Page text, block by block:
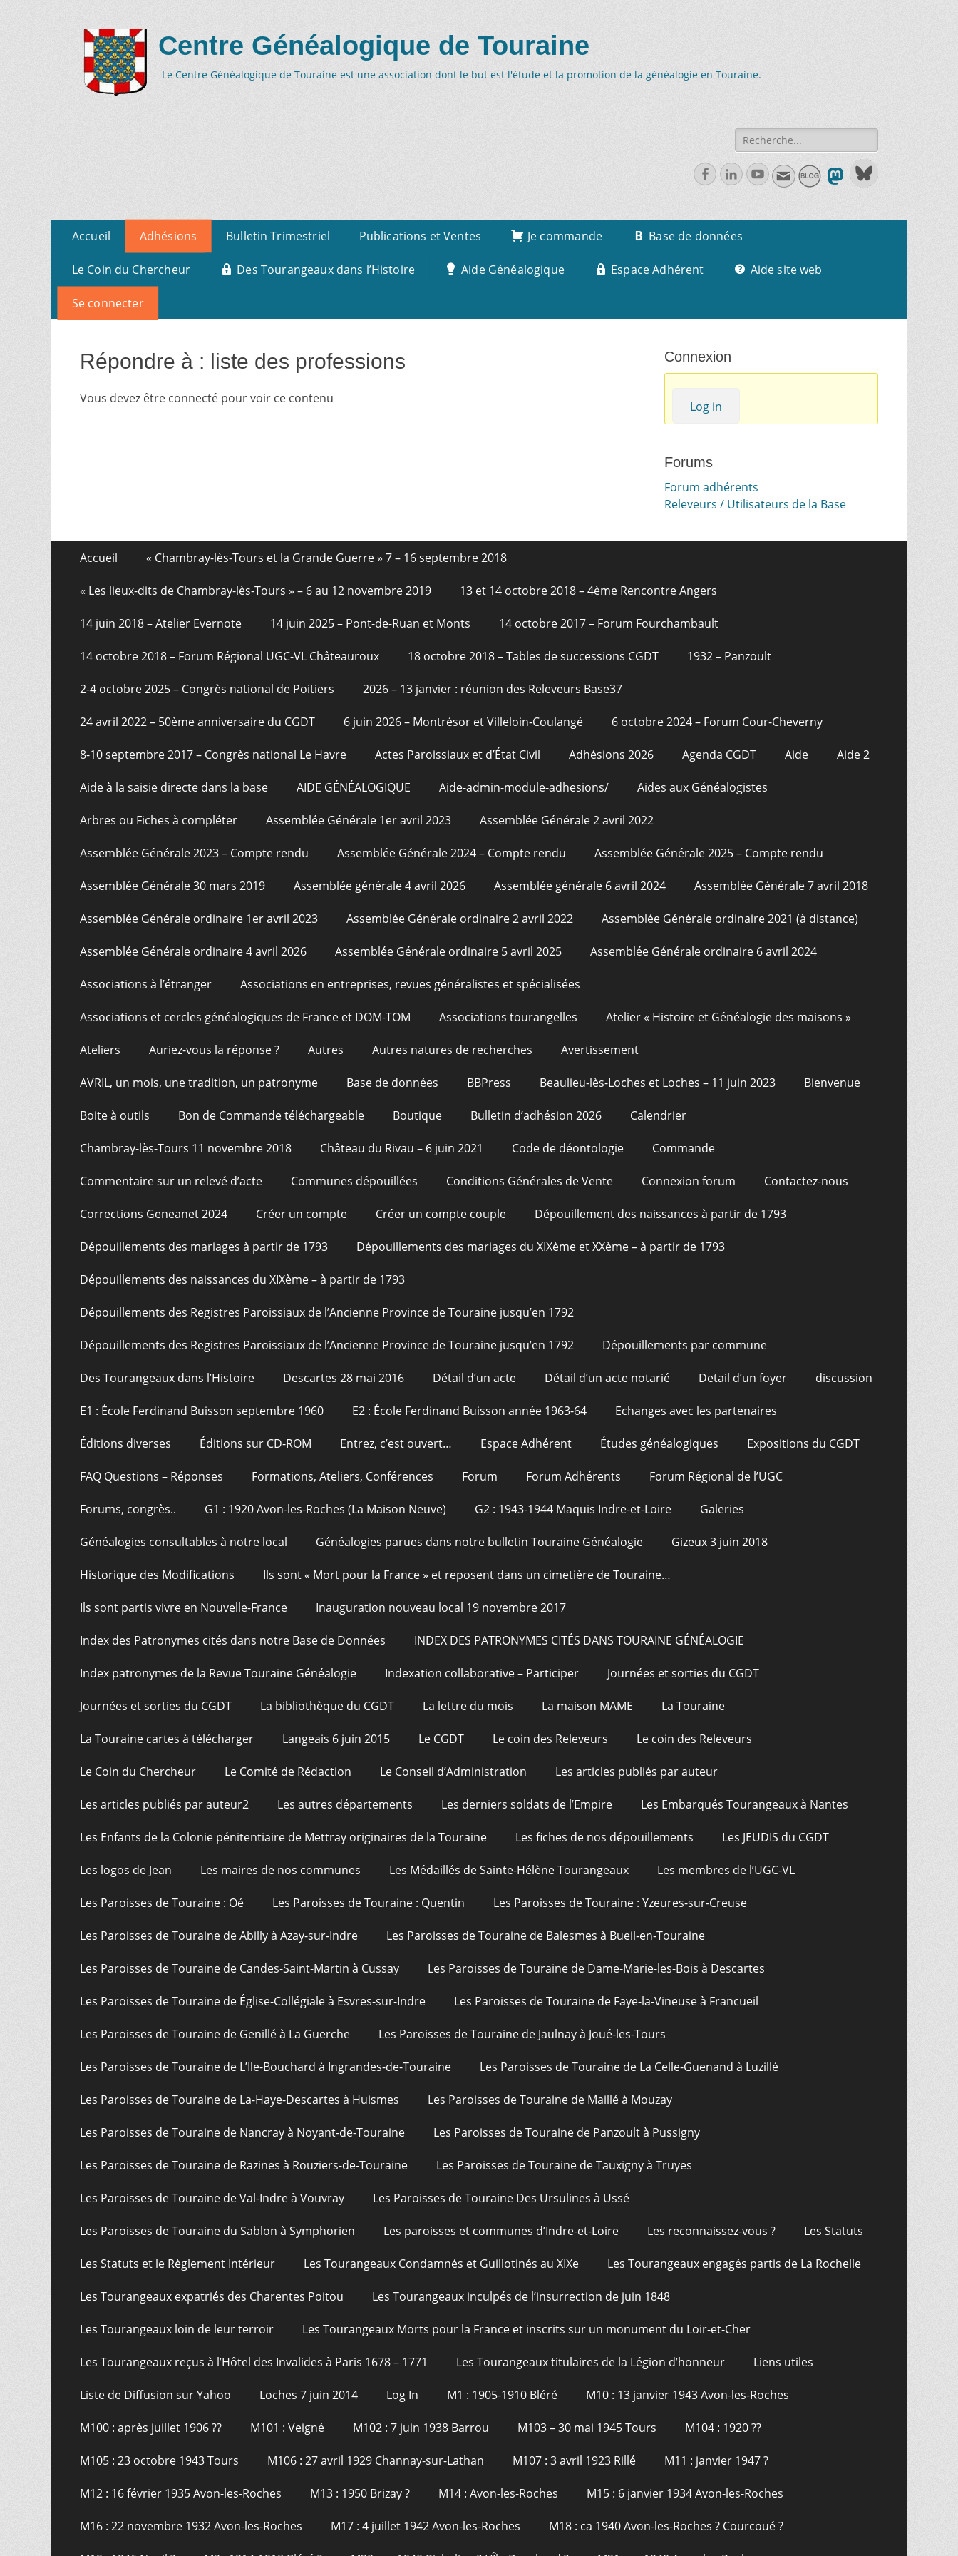
Centre Généalogique de Touraine
Le Centre Généalogique de Touraine est une association dont le but est l'étude et la promotion de la généalogie en Touraine.
Recherche
de:
FacebookLinkedlnYoutube
Menu
primaire
contenu
Accueil Adhésions Bulletin Trimestriel Publications et Ventes Je commande Base de données
Le Coin du Chercheur Des Tourangeaux dans l’Histoire Aide Généalogique Espace Adhérent Aide site web
Se connecter
Répondre à : liste des professions
Vous devez être connecté pour voir ce contenu
Connexion
Log in
Forums
Forum adhérents
Releveurs / Utilisateurs de la Base
Menu
de
page
contenu
Accueil « Chambray-lès-Tours et la Grande Guerre » 7 – 16 septembre 2018
« Les lieux-dits de Chambray-lès-Tours » – 6 au 12 novembre 2019 13 et 14 octobre 2018 – 4ème Rencontre Angers
14 juin 2018 – Atelier Evernote 14 juin 2025 – Pont-de-Ruan et Monts 14 octobre 2017 – Forum Fourchambault
14 octobre 2018 – Forum Régional UGC-VL Châteauroux 18 octobre 2018 – Tables de successions CGDT 1932 – Panzoult
2-4 octobre 2025 – Congrès national de Poitiers 2026 – 13 janvier : réunion des Releveurs Base37
24 avril 2022 – 50ème anniversaire du CGDT 6 juin 2026 – Montrésor et Villeloin-Coulangé 6 octobre 2024 – Forum Cour-Cheverny
8-10 septembre 2017 – Congrès national Le Havre Actes Paroissiaux et d’État Civil Adhésions 2026 Agenda CGDT Aide Aide 2
Aide à la saisie directe dans la base AIDE GÉNÉALOGIQUE Aide-admin-module-adhesions/ Aides aux Généalogistes
Arbres ou Fiches à compléter Assemblée Générale 1er avril 2023 Assemblée Générale 2 avril 2022
Assemblée Générale 2023 – Compte rendu Assemblée Générale 2024 – Compte rendu Assemblée Générale 2025 – Compte rendu
Assemblée Générale 30 mars 2019 Assemblée générale 4 avril 2026 Assemblée générale 6 avril 2024 Assemblée Générale 7 avril 2018
Assemblée Générale ordinaire 1er avril 2023 Assemblée Générale ordinaire 2 avril 2022 Assemblée Générale ordinaire 2021 (à distance)
Assemblée Générale ordinaire 4 avril 2026 Assemblée Générale ordinaire 5 avril 2025 Assemblée Générale ordinaire 6 avril 2024
Associations à l’étranger Associations en entreprises, revues généralistes et spécialisées
Associations et cercles généalogiques de France et DOM-TOM Associations tourangelles Atelier « Histoire et Généalogie des maisons »
Ateliers Auriez-vous la réponse ? Autres Autres natures de recherches Avertissement
AVRIL, un mois, une tradition, un patronyme Base de données BBPress Beaulieu-lès-Loches et Loches – 11 juin 2023 Bienvenue
Boite à outils Bon de Commande téléchargeable Boutique Bulletin d’adhésion 2026 Calendrier
Chambray-lès-Tours 11 novembre 2018 Château du Rivau – 6 juin 2021 Code de déontologie Commande
Commentaire sur un relevé d’acte Communes dépouillées Conditions Générales de Vente Connexion forum Contactez-nous
Corrections Geneanet 2024 Créer un compte Créer un compte couple Dépouillement des naissances à partir de 1793
Dépouillements des mariages à partir de 1793 Dépouillements des mariages du XIXème et XXème – à partir de 1793
Dépouillements des naissances du XIXème – à partir de 1793
Dépouillements des Registres Paroissiaux de l’Ancienne Province de Touraine jusqu’en 1792
Dépouillements des Registres Paroissiaux de l’Ancienne Province de Touraine jusqu’en 1792 Dépouillements par commune
Des Tourangeaux dans l’Histoire Descartes 28 mai 2016 Détail d’un acte Détail d’un acte notarié Detail d’un foyer discussion
E1 : École Ferdinand Buisson septembre 1960 E2 : École Ferdinand Buisson année 1963-64 Echanges avec les partenaires
Éditions diverses Éditions sur CD-ROM Entrez, c’est ouvert… Espace Adhérent Études généalogiques Expositions du CGDT
FAQ Questions – Réponses Formations, Ateliers, Conférences Forum Forum Adhérents Forum Régional de l’UGC
Forums, congrès.. G1 : 1920 Avon-les-Roches (La Maison Neuve) G2 : 1943-1944 Maquis Indre-et-Loire Galeries
Généalogies consultables à notre local Généalogies parues dans notre bulletin Touraine Généalogie Gizeux 3 juin 2018
Historique des Modifications Ils sont « Mort pour la France » et reposent dans un cimetière de Touraine…
Ils sont partis vivre en Nouvelle-France Inauguration nouveau local 19 novembre 2017
Index des Patronymes cités dans notre Base de Données INDEX DES PATRONYMES CITÉS DANS TOURAINE GÉNÉALOGIE
Index patronymes de la Revue Touraine Généalogie Indexation collaborative – Participer Journées et sorties du CGDT
Journées et sorties du CGDT La bibliothèque du CGDT La lettre du mois La maison MAME La Touraine
La Touraine cartes à télécharger Langeais 6 juin 2015 Le CGDT Le coin des Releveurs Le coin des Releveurs
Le Coin du Chercheur Le Comité de Rédaction Le Conseil d’Administration Les articles publiés par auteur
Les articles publiés par auteur2 Les autres départements Les derniers soldats de l’Empire Les Embarqués Tourangeaux à Nantes
Les Enfants de la Colonie pénitentiaire de Mettray originaires de la Touraine Les fiches de nos dépouillements Les JEUDIS du CGDT
Les logos de Jean Les maires de nos communes Les Médaillés de Sainte-Hélène Tourangeaux Les membres de l’UGC-VL
Les Paroisses de Touraine : Oé Les Paroisses de Touraine : Quentin Les Paroisses de Touraine : Yzeures-sur-Creuse
Les Paroisses de Touraine de Abilly à Azay-sur-Indre Les Paroisses de Touraine de Balesmes à Bueil-en-Touraine
Les Paroisses de Touraine de Candes-Saint-Martin à Cussay Les Paroisses de Touraine de Dame-Marie-les-Bois à Descartes
Les Paroisses de Touraine de Église-Collégiale à Esvres-sur-Indre Les Paroisses de Touraine de Faye-la-Vineuse à Francueil
Les Paroisses de Touraine de Genillé à La Guerche Les Paroisses de Touraine de Jaulnay à Joué-les-Tours
Les Paroisses de Touraine de L’Ile-Bouchard à Ingrandes-de-Touraine Les Paroisses de Touraine de La Celle-Guenand à Luzillé
Les Paroisses de Touraine de La-Haye-Descartes à Huismes Les Paroisses de Touraine de Maillé à Mouzay
Les Paroisses de Touraine de Nancray à Noyant-de-Touraine Les Paroisses de Touraine de Panzoult à Pussigny
Les Paroisses de Touraine de Razines à Rouziers-de-Touraine Les Paroisses de Touraine de Tauxigny à Truyes
Les Paroisses de Touraine de Val-Indre à Vouvray Les Paroisses de Touraine Des Ursulines à Ussé
Les Paroisses de Touraine du Sablon à Symphorien Les paroisses et communes d’Indre-et-Loire Les reconnaissez-vous ? Les Statuts
Les Statuts et le Règlement Intérieur Les Tourangeaux Condamnés et Guillotinés au XIXe Les Tourangeaux engagés partis de La Rochelle
Les Tourangeaux expatriés des Charentes Poitou Les Tourangeaux inculpés de l’insurrection de juin 1848
Les Tourangeaux loin de leur terroir Les Tourangeaux Morts pour la France et inscrits sur un monument du Loir-et-Cher
Les Tourangeaux reçus à l’Hôtel des Invalides à Paris 1678 – 1771 Les Tourangeaux titulaires de la Légion d’honneur Liens utiles
Liste de Diffusion sur Yahoo Loches 7 juin 2014 Log In M1 : 1905-1910 Bléré M10 : 13 janvier 1943 Avon-les-Roches
M100 : après juillet 1906 ?? M101 : Veigné M102 : 7 juin 1938 Barrou M103 – 30 mai 1945 Tours M104 : 1920 ??
M105 : 23 octobre 1943 Tours M106 : 27 avril 1929 Channay-sur-Lathan M107 : 3 avril 1923 Rillé M11 : janvier 1947 ?
M12 : 16 février 1935 Avon-les-Roches M13 : 1950 Brizay ? M14 : Avon-les-Roches M15 : 6 janvier 1934 Avon-les-Roches
M16 : 22 novembre 1932 Avon-les-Roches M17 : 4 juillet 1942 Avon-les-Roches M18 : ca 1940 Avon-les-Roches ? Courcoué ?